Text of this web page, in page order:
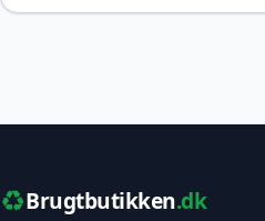
♻️Brugtbutikken.dk